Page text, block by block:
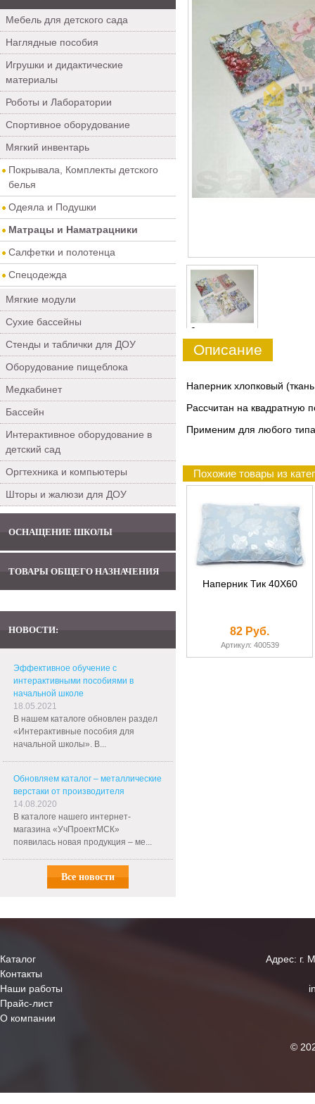
Мебель для детского сада
Наглядные пособия
Игрушки и дидактические
материалы
Роботы и Лаборатории
Спортивное оборудование
Мягкий инвентарь
Покрывала, Комплекты детского
белья
Одеяла и Подушки
Матрацы и Наматрацники
Салфетки и полотенца
Спецодежда
Мягкие модули
Сухие бассейны
Стенды и таблички для ДОУ
Оборудование пищеблока
Медкабинет
Бассейн
Интерактивное оборудование в
детский сад
Оргтехника и компьютеры
Шторы и жалюзи для ДОУ
ОСНАЩЕНИЕ ШКОЛЫ
ТОВАРЫ ОБЩЕГО НАЗНАЧЕНИЯ
НОВОСТИ:
Эффективное обучение с
интерактивными пособиями в
начальной школе
18.05.2021
В нашем каталоге обновлен раздел
«Интерактивные пособия для
начальной школы». В...
Обновляем каталог – металлические
верстаки от производителя
14.08.2020
В каталоге нашего интернет-
магазина «УчПроектМСК»
появилась новая продукция – ме...
Все новости
0
Описание
Наперник хлопковый
Рассчитан на квадратную
Применим для любого
Похожие товары из
Наперник Тик 40Х60
82 Руб.
Артикул: 400539
Каталог
Контакты
Наши работы
Прайс-лист
О компании
Адрес: г.
©